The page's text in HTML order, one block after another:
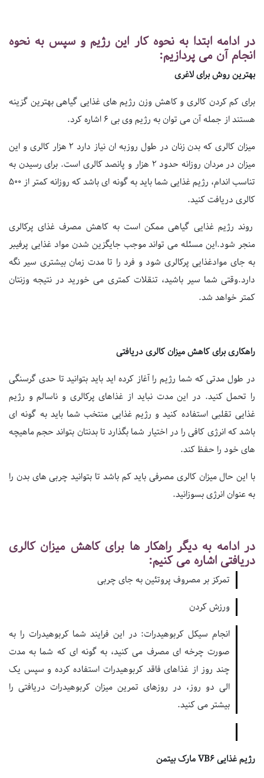
در ادامه ابتدا به نحوه کار این رژیم و سپس به نحوه
انجام آن می پردازیم:
بهترین روش برای لاغری
برای کم کردن کالری و کاهش وزن رژیم های غذایی گیاهی بهترین گزینه
هستند از جمله آن می توان به رژیم وی بی 6 اشاره کرد.
میزان کالری که بدن زنان در طول روزبه ان نیاز دارد 2 هزار کالری و این
میزان در مردان روزانه حدود 2 هزار و پانصد کالری است. برای رسیدن به
تناسب اندام، رژیم غذایی شما باید به گونه ای باشد که روزانه کمتر از 500
کالری دریافت کنید.
روند رژیم غذایی گیاهی ممکن است به کاهش مصرف غذای پرکالری
منجر شود.این مسئله می تواند موجب جایگزین شدن مواد غذایی پرفیبر
به جای موادغذایی پرکالری شود و فرد را تا مدت زمان بیشتری سیر نگه
دارد.وقتی شما سیر باشید، تنقلات کمتری می خورید در نتیجه وزنتان
کمتر خواهد شد.
راهکاری برای کاهش میزان کالری دریافتی
در طول مدتی که شما رژیم را آغاز کرده اید باید بتوانید تا حدی گرسنگی
را تحمل کنید. در این مدت نباید از غذاهای پرکالری و ناسالم و رژیم
غذایی تقلبی استفاده کنید و رژیم غذایی منتخب شما باید به گونه ای
باشد که انرژی کافی را در اختیار شما بگذارد تا بدنتان بتواند حجم ماهیچه
های خود را حفظ کند.
با این حال میزان کالری مصرفی باید کم باشد تا بتوانید چربی های بدن را
به عنوان انرژی بسوزانید.
در ادامه به دیگر راهکار ها برای کاهش میزان کالری
دریافتی اشاره می کنیم:
تمرکز بر مصروف پروتئین به جای چربی
ورزش کردن
انجام سیکل کربوهیدرات: در این فرایند شما کربوهیدرات را به
صورت چرخه ای مصرف می کنید، به گونه ای که شما به مدت
چند روز از غذاهای فاقد کربوهیدرات استفاده کرده و سپس یک
الی دو روز، در روزهای تمرین میزان کربوهیدرات دریافتی را
بیشتر می کنید.
رژیم غذایی VB6 مارک بیتمن